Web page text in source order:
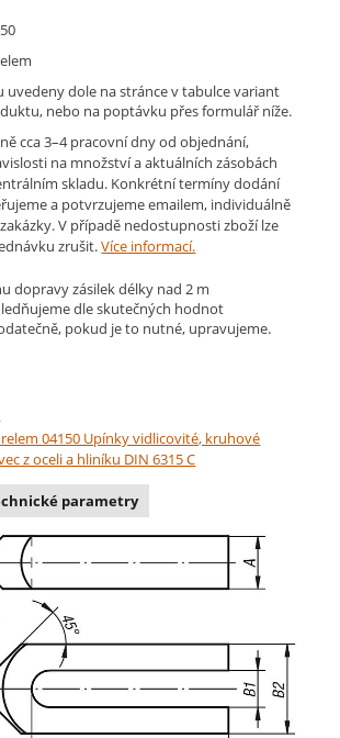
uvedeny dole na stránce v tabulce variant
nebo na poptávku přes formulář níže.
cca 3–4 pracovní dny od objednání,
na množství a aktuálních zásobách
skladu. Konkrétní termíny dodání
a potvrzujeme emailem, individuálně
V případě nedostupnosti zboží lze
zrušit.Více informací.
dopravy zásilek délky nad 2 m
dle skutečných hodnot
pokud je to nutné, upravujeme.
04150 Upínky vidlicovité, kruhové
z oceli a hliníku DIN 6315 C
parametry